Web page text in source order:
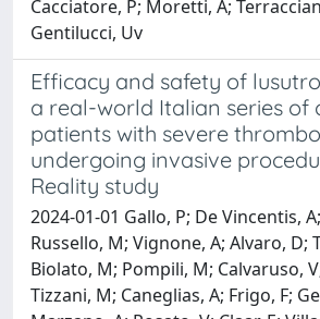
Cacciatore, P; Moretti, A;
Gentilucci, Uv
Efficacy and safety of
a real-world Italian series of
patients with severe
undergoing invasive
Reality study
2024-01-01 Gallo, P; De Vincentis,
Russello, M; Vignone, A; Alvaro, D;
Biolato, M; Pompili, M; Calvaruso,
Tizzani, M; Caneglias, A; Frigo, F;